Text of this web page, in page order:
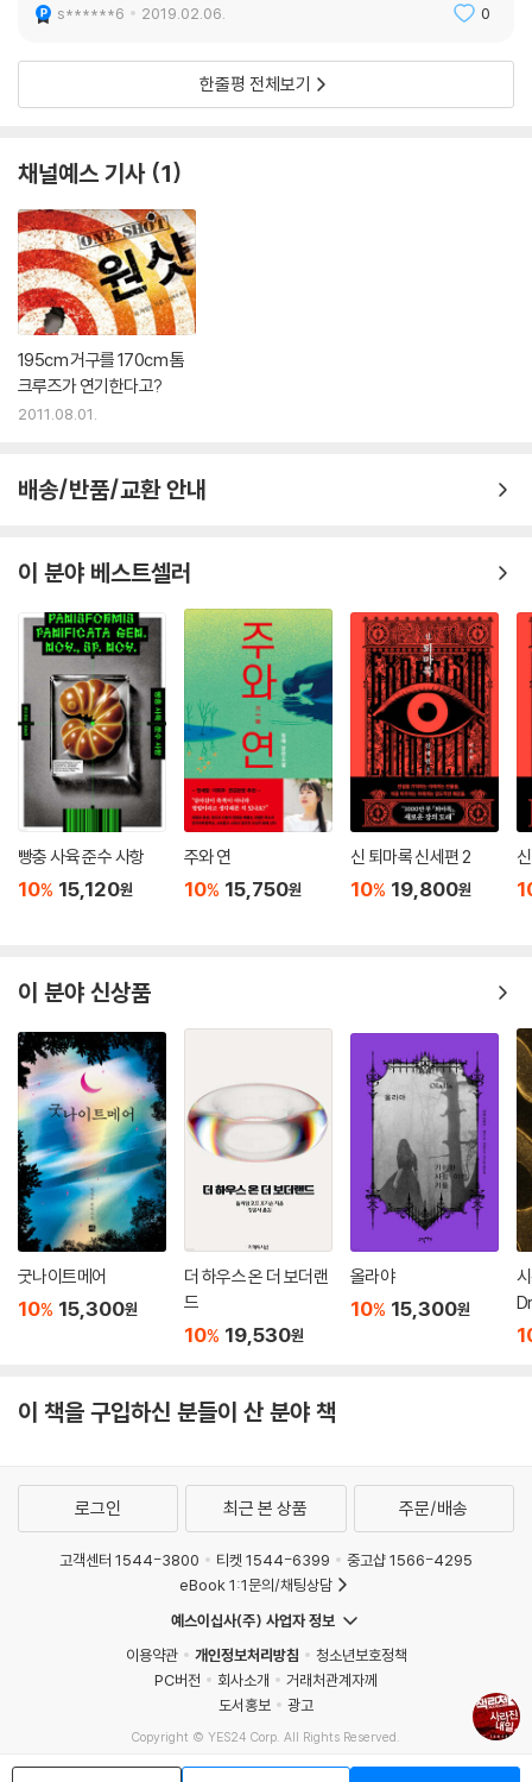
“어느 날 갑자기 도시에 나타나 악당들을 처지하고 다시 길을 떠난다…….
그는 모든 일을 단순해 보이게 한다. 그러나 그러한 일을 그처럼 손쉽게 해
낸 이는 이제껏 아무도 없었다.” - 〈이브닝스탠더드〉
뚝뚝한 현대의 아웃사이더로 가장 위대한 반(反)영웅 중 한 명이다. 그는
다.” - 〈인디펜던트〉
“미국에서 가장 오랫동안 살아남은 액션 영웅 중 한 사람.” - 〈뉴욕타임스〉
“리차일드의 터프하면서도 공정한 캐릭터 잭 리처는 사나이 중에 사나이
일 뿐만 아니라 신사이기도 하다. 그런 그가 또 다시 자신의 능력을 증명하
러 왔다. 그리고 아무도 그의 앞을 가로막지 못할 것이다.” - 〈미러〉
시대의 슈퍼맨이다.” - 〈아이리시 타임스〉
s******6 2019.02.06. 0
한줄평 전체보기
채널예스 기사 1
195cm 거구를 170cm 톰
크루즈가 연기한다고?
2011.08.01.
배송/반품/교환 안내
이 분야 베스트셀러
빵충 사육 준수 사항
10% 15,120원
주와 연
10% 15,750원
신 퇴마록 신세편 2
10% 19,800원
이 분야 신상품
굿나이트메어
10% 15,300원
더 하우스 온 더 보더랜
드
10% 19,530원
올라야
10% 15,300원
이 책을 구입하신 분들이 산 분야 책
로그인 최근 본 상품 주문/배송
고객센터 1544-3800 티켓 1544-6399
중고샵 1566-4295
eBook 1:1문의/채팅상담
예스이십사(주) 사업자 정보
이용약관
개인정보처리방침
청소년보호정책
PC버전
회사소개
거래처관계자께
도서홍보
광고
Copyright © YES24 Corp. All Rights Reserved.